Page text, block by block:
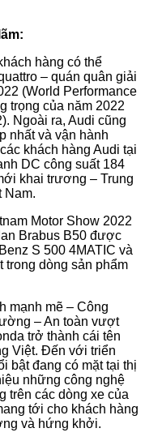
hàng có thể
– quán quân giải
(World Performance
trọng của năm 2022
Ngoài ra, Audi cũng
nhất và vận hành
khách hàng Audi tại
DC công suất 184
khai trương – Trung
Nam.
Motor Show 2022
Brabus B50 được
S 500 4MATIC và
trong dòng sản phẩm
mạnh mẽ – Công
– An toàn vượt
trở thành cái tên
Việt. Đến với triển
bật đang có mặt tại thị
những công nghệ
trên các dòng xe của
tới cho khách hàng
và hứng khởi.